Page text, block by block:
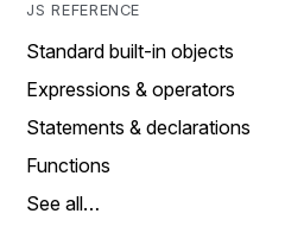
JS REFERENCE
Standard built-in objects
Expressions & operators
Statements & declarations
Functions
See all…